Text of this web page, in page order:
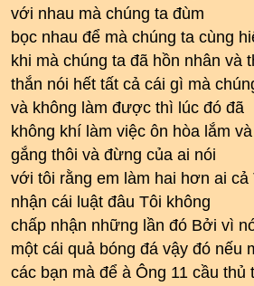
với nhau mà chúng ta đùm
bọc nhau để mà chúng ta cùng
khi mà chúng ta đã hồn nhân và
thắn nói hết tất cả cái gì mà
và không làm được thì lúc đó đã
không khí làm việc ôn hòa lắm
gắng thôi và đừng của ai nói
với tôi rằng em làm hai hơn ai cả
nhận cái luật đâu Tôi không
chấp nhận những lần đó Bởi vì
một cái quả bóng đá vậy đó nếu
các bạn mà để à Ông 11 cầu thủ